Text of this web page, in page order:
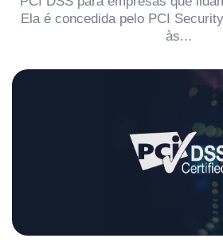
Ela é concedida pelo PCI
às...